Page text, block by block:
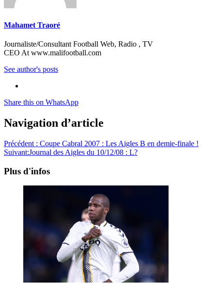
Mahamet Traoré
Journaliste/Consultant Football Web, Radio , TV
CEO At www.malifootball.com
See author's posts
Share this on WhatsApp
Navigation d’article
Précédent : Coupe Cabral 2007 : Les Aigles B en demie-finale !
Suivant:Journal des Aigles du 10/12/08 : L?
Plus d'infos